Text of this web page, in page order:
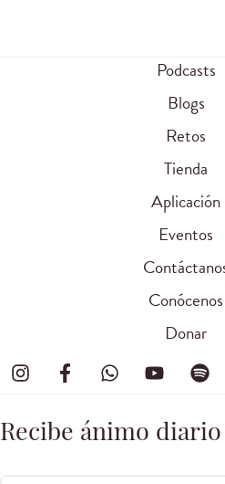
Podcasts
Blogs
Retos
Tienda
Aplicación
Eventos
Conócenos
Donar
Recibe ánimo diario